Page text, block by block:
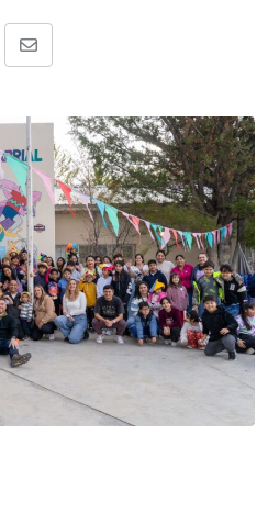
Share
Email